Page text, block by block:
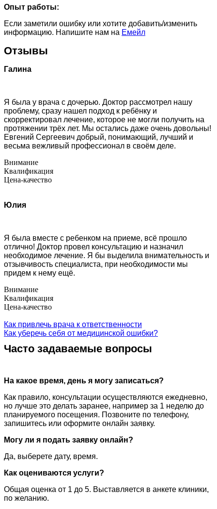
Опыт работы:
Если заметили ошибку или хотите добавить/изменить
информацию. Напишите нам на Емейл
Отзывы
Галина
Я была у врача с дочерью. Доктор рассмотрел нашу
проблему, сразу нашел подход к ребёнку и
скорректировал лечение, которое не могли получить на
протяжении трёх лет. Мы остались даже очень довольны!
Евгений Сергеевич добрый, понимающий, лучший и
весьма вежливый профессионал в своём деле.
Внимание
Квалификация
Цена-качество
Юлия
Я была вместе с ребенком на приеме, всё прошло
отлично! Доктор провел консультацию и назначил
необходимое лечение. Я бы выделила внимательность и
отзывчивость специалиста, при необходимости мы
придем к нему ещё.
Внимание
Квалификация
Цена-качество
Как привлечь врача к ответственности
Как уберечь себя от медицинской ошибки?
Часто задаваемые вопросы
На какое время, день я могу записаться?
Как правило, консультации осуществляются ежедневно,
но лучше это делать заранее, например за 1 неделю до
планируемого посещения. Позвоните по телефону,
запишитесь или оформите онлайн заявку.
Могу ли я подать заявку онлайн?
Да, выберете дату, время.
Как оцениваются услуги?
Общая оценка от 1 до 5. Выставляется в анкете клиники,
по желанию.